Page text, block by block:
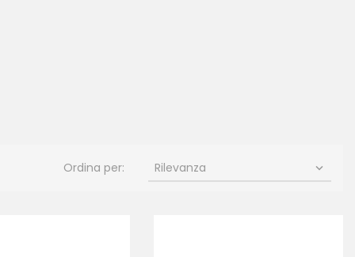
Ordina per: Rilevanza 